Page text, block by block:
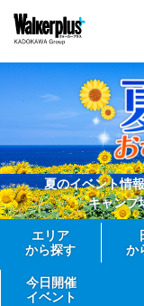
夏のイベント情
キャンプ
エリア
から探す
か
今日開催
イベント